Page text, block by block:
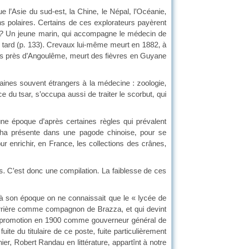
du sud-est, la Chine, le Népal, l’Océanie,
polaires. Certains de ces explorateurs payèrent
Un jeune marin, qui accompagne le médecin de
(p. 133). Crevaux lui-même meurt en 1882, à
d’Angoulême, meurt des fièvres en Guyane
souvent étrangers à la médecine : zoologie,
du tsar, s’occupa aussi de traiter le scorbut, qui
époque d’après certaines règles qui prévalent
présente dans une pagode chinoise, pour se
enrichir, en France, les collections des crânes,
C’est donc une compilation. La faiblesse de ces
son époque on ne connaissait que le « lycée de
comme compagnon de Brazza, et qui devint
en 1900 comme gouverneur général de
du titulaire de ce poste, fuite particulièrement
Robert Randau en littérature, appartînt à notre